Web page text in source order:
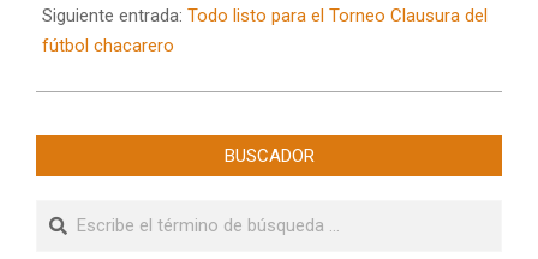
Siguiente entrada: Todo listo para el Torneo Clausura del
fútbol chacarero
BUSCADOR
Buscar